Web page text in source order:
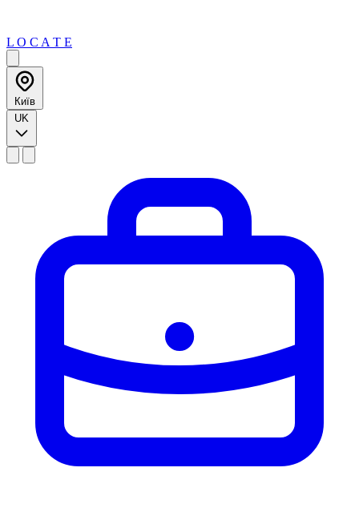
L O C A T E
Київ
UK